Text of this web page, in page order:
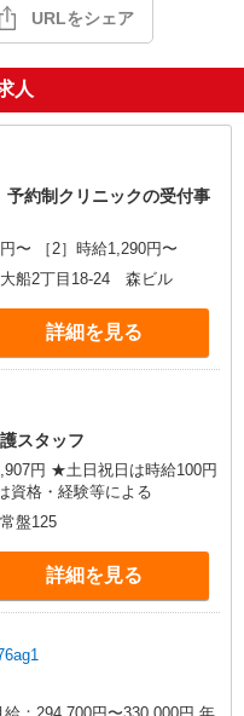
URLをシェア
人
予約制クリニックの受付事
円〜 ［2］時給1,290円〜
船2丁目18-24 森ビル
詳細を見る
スタッフ
時給100円
資格・経験等による
盤125
詳細を見る